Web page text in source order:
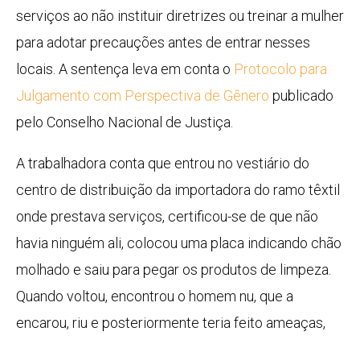
serviços ao não instituir diretrizes ou treinar a mulher
para adotar precauções antes de entrar nesses
locais. A sentença leva em conta o Protocolo para
Julgamento com Perspectiva de Gênero publicado
pelo Conselho Nacional de Justiça.
A trabalhadora conta que entrou no vestiário do
centro de distribuição da importadora do ramo têxtil
onde prestava serviços, certificou-se de que não
havia ninguém ali, colocou uma placa indicando chão
molhado e saiu para pegar os produtos de limpeza.
Quando voltou, encontrou o homem nu, que a
encarou, riu e posteriormente teria feito ameaças,